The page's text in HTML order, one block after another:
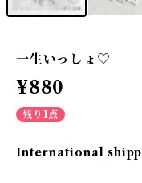
一生いっしょ♡
¥880
残り1点
International